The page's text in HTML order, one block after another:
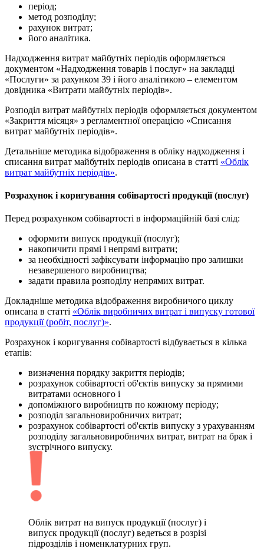
період;
метод розподілу;
рахунок витрат;
його аналітика.
Надходження витрат майбутніх періодів оформляється
документом «Надходження товарів і послуг» на закладці
«Послуги» за рахунком 39 і його аналітикою – елементом
довідника «Витрати майбутніх періодів».
Розподіл витрат майбутніх періодів оформляється документом
«Закриття місяця» з регламентної операцією «Списання
витрат майбутніх періодів».
Детальніше методика відображення в обліку надходження і
списання витрат майбутніх періодів описана в статті «Облік
витрат майбутніх періодів».
Розрахунок і коригування собівартості продукції (послуг)
Перед розрахунком собівартості в інформаційній базі слід:
оформити випуск продукції (послуг);
накопичити прямі і непрямі витрати;
за необхідності зафіксувати інформацію про залишки
незавершеного виробництва;
задати правила розподілу непрямих витрат.
Докладніше методика відображення виробничого циклу
описана в статті «Облік виробничих витрат і випуску готової
продукції (робіт, послуг)».
Розрахунок і коригування собівартості відбувається в кілька
етапів:
визначення порядку закриття періодів;
розрахунок собівартості об'єктів випуску за прямими
витратами основного і
допоміжного виробництв по кожному періоду;
розподіл загальновиробничих витрат;
розрахунок собівартості об'єктів випуску з урахуванням
розподілу загальновиробничих витрат, витрат на брак і
зустрічного випуску.
Облік витрат на випуск продукції (послуг) і
випуск продукції (послуг) ведеться в розрізі
підрозділів і номенклатурних груп.